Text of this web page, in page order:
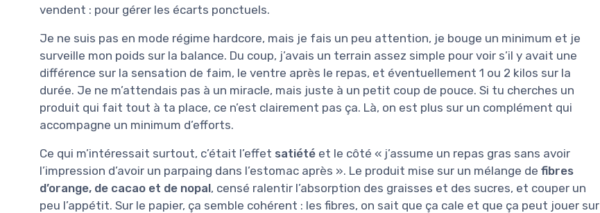
vendent : pour gérer les écarts ponctuels.
Je ne suis pas en mode régime hardcore, mais je fais un peu attention, je bouge un minimum et je
surveille mon poids sur la balance. Du coup, j’avais un terrain assez simple pour voir s’il y avait une
différence sur la sensation de faim, le ventre après le repas, et éventuellement 1 ou 2 kilos sur la
durée. Je ne m’attendais pas à un miracle, mais juste à un petit coup de pouce. Si tu cherches un
produit qui fait tout à ta place, ce n’est clairement pas ça. Là, on est plus sur un complément qui
accompagne un minimum d’efforts.
Ce qui m’intéressait surtout, c’était l’effet satiété et le côté « j’assume un repas gras sans avoir
l’impression d’avoir un parpaing dans l’estomac après ». Le produit mise sur un mélange de fibres
d’orange, de cacao et de nopal, censé ralentir l’absorption des graisses et des sucres, et couper un
peu l’appétit. Sur le papier, ça semble cohérent : les fibres, on sait que ça cale et que ça peut jouer sur